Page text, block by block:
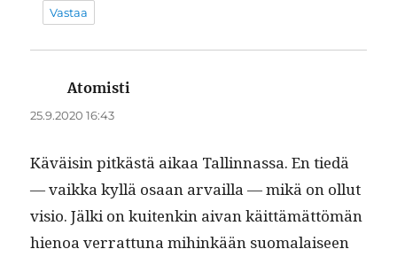
Vastaa
Atomisti
25.9.2020 16:43
Käväisin pitkästä aikaa Tallinnas­sa. En tiedä
— vaik­ka kyl­lä osaan arvail­la — mikä on ollut
visio. Jäl­ki on kuitenkin aivan käit­tämät­tömän
hienoa ver­rat­tuna mihinkään suo­ma­laiseen